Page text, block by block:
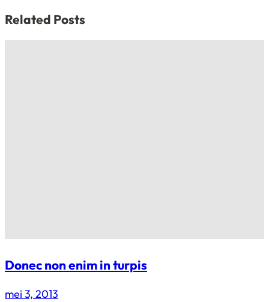
Related Posts
Donec non enim in turpis
mei 3, 2013